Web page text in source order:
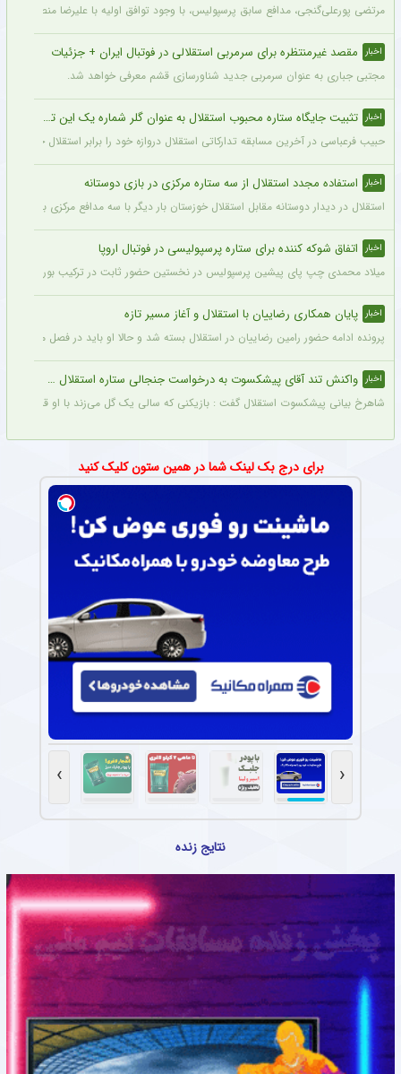
مرتضی پورعلی‌گنجی، مدافع سابق پرسپولیس، با وجود توافق اولیه با علیرضا منصوریان
اخبار مقصد غیرمنتظره برای سرمربی استقلالی در فوتبال ایران + جزئیات
مجتبی جباری به عنوان سرمربی جدید شناورسازی قشم معرفی خواهد شد.
اخبار تثبیت جایگاه ستاره محبوب استقلال به عنوان گلر شماره یک این تیم برای شروع لیگ
حبیب فرعباسی در آخرین مسابقه تدارکاتی استقلال دروازه خود را برابر استقلال
اخبار استفاده مجدد استقلال از سه ستاره مرکزی در بازی دوستانه
استقلال در دیدار دوستانه مقابل استقلال خوزستان بار دیگر با سه مدافع مرکزی به میدان رفت
اخبار اتفاق شوکه کننده برای ستاره پرسپولیسی در فوتبال اروپا
میلاد محمدی چپ‌ پای پیشین پرسپولیس در نخستین حضور ثابت در ترکیب بوراتس بانیا
اخبار پایان همکاری رضاییان با استقلال و آغاز مسیر تازه
پرونده ادامه حضور رامین رضاییان در استقلال بسته شد و حالا او باید در فصل منتهی
اخبار واکنش تند آقای پیشکسوت به درخواست جنجالی ستاره استقلال + جزئیات
شاهرخ بیانی پیشکسوت استقلال گفت : بازیکنی که سالی یک گل می‌زند با او قرارداد ۲۰۰ میلیاردی می‌بندند و این بازیکن «ناز» هم می‌کند که اگر فلان قدر ندهید قهر می‌کنم.
برای درج بک لینک شما در همین ستون کلیک کنید
‹
›
نتایج زنده